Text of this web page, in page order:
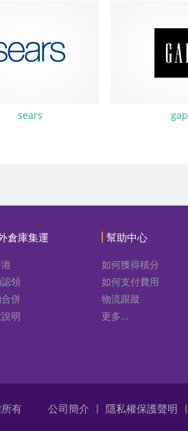
sears gap
倉庫集運
領
併
明
幫助中心
如何獲得積分
如何支付費用
物流跟蹤
更多...
有 公司簡介 隱私權保護聲明